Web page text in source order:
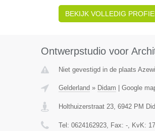
BEKIJK VOLLEDIG
Ontwerpstudio voor
Niet gevestigd in de plaats
Gelderland » Didam Google
Holthuizerstraat 23, 6942 PM
Tel: 0624162923, Fax: -, KvK: